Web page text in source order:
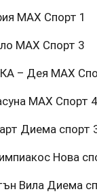
МАХ Спорт 1
МАХ Спорт 3
– Дея МАХ
МАХ Спорт 4
Диема спорт
Нова
Вила Диема